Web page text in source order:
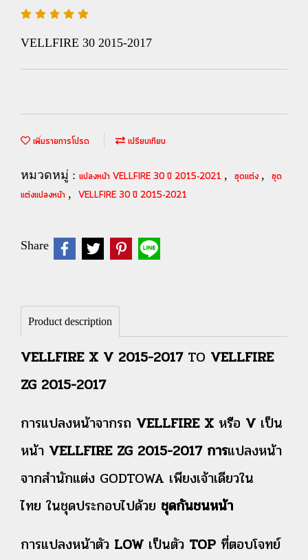
VELLFIRE 30 2015-2017
เพิ่มรายการโปรด เปรียบเทียบ
หมวดหมู่ : แปลงหน้า VELLFIRE 30 ปี 2015-2021 , ชุดแต่ง , ชุด
แต่งแปลงหน้า , VELLFIRE 30 ปี 2015-2021
Share
Product description
VELLFIRE X V 2015-2017TO VELLFIRE
ZG 2015-2017
การแปลงหน้าจากรถ VELLFIRE X หรือ V เป็น
หน้า VELLFIRE ZG 2015-2017 การแปลงหน้า
จากสำนักแต่ง GODTOWA เพียงเจ้าเดียวใน
ไทย ในชุดประกอบไปด้วย ชุดกันชนหน้า
การแปลงหน้าตัว LOW เป็นตัว TOP ที่ตอบโจทย์